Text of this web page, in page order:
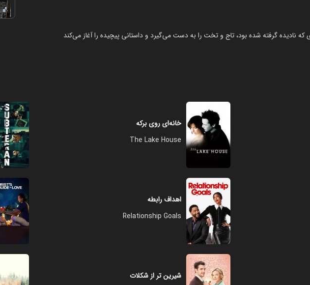
نادیده گرفته شده بود، تاج و تخت را به دست می‌گیرد و داستانی پیچیده را آغاز می‌کند
خانه‌ای روی برکه
The Lake House
اهداف رابطه
Relationship Goals
شیرین تر از شکلات